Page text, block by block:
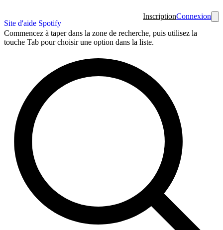
Site d'aide Spotify
InscriptionConnexion
Commencez à taper dans la zone de recherche, puis utilisez la
touche Tab pour choisir une option dans la liste.